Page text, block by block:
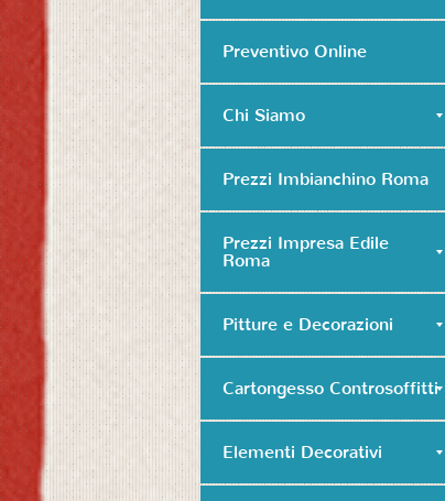
Preventivo Online
Chi Siamo
Prezzi Imbianchino Roma
Prezzi Impresa Edile
Roma
Pitture e Decorazioni
Cartongesso Controsoffitti
Elementi Decorativi